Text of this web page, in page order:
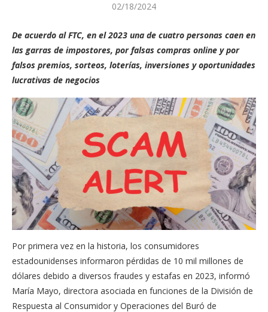
02/18/2024
De acuerdo al FTC, en el 2023 una de cuatro personas caen en
las garras de impostores, por falsas compras online y por
falsos premios, sorteos, loterías, inversiones y oportunidades
lucrativas de negocios
Por primera vez en la historia, los consumidores
estadounidenses informaron pérdidas de 10 mil millones de
dólares debido a diversos fraudes y estafas en 2023, informó
María Mayo, directora asociada en funciones de la División de
Respuesta al Consumidor y Operaciones del Buró de